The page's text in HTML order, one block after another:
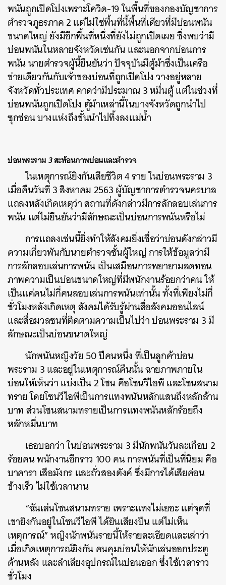
พนันถูกเปิดโปงเพราะโควิด-19 ในพื้นที่ของกองบัญชาการ
ตำรวจภูธรภาค 2 แต่ไม่ใช่พื้นที่นี้พื้นที่เดียวที่มีบ่อนพนัน
ขนาดใหญ่ ยังมีอีกพื้นที่หนึ่งที่ยังไม่ถูกเปิดเผย ซึ่งพบว่ามี
บ่อนพนันในหลายจังหวัดเช่นกัน และนอกจากบ่อนการ
พนัน นายตำรวจผู้นี้ยืนยันว่า ปัจจุบันมีตู้ม้าซึ่งเป็นเครือ
ข่ายเดียวกันกับเจ้าของบ่อนที่ถูกเปิดโปง วางอยู่หลาย
จังหวัดทั่วประเทศ คาดว่ามีประมาณ 3 หมื่นตู้ แต่ในช่วงที่
บ่อนพนันถูกเปิดโปง ตู้ม้าเหล่านี้ในบางจังหวัดถูกนำไป
ซุกซ่อน บางแห่งถึงขั้นนำไปทิ้งลงแม่น้ำ
บ่อนพระราม3สะท้อนภาพบ่อนและตำรวจ
ในเหตุการณ์ยิงกันเสียชีวิต 4 ราย ในบ่อนพระราม 3
เมื่อคืนวันที่ 3 สิงหาคม 2563 ผู้บัญชาการตำรวจนครบาล
แถลงหลังเกิดเหตุว่า สถานที่ดังกล่าวมีการลักลอบเล่นการ
พนัน แต่ไม่ยืนยันว่ามีลักษณะเป็นบ่อนการพนันหรือไม่
การแถลงเช่นนี้ยิ่งทำให้สังคมยิ่งเชื่อว่าบ่อนดังกล่าวมี
ความเกี่ยวพันกับนายตำรวจชั้นผู้ใหญ่ การให้ข้อมูลว่ามี
การลักลอบเล่นการพนัน เป็นเสมือนการพยายามลดทอน
ภาพความเป็นบ่อนขนาดใหญ่ที่มีพนักงานร้อยกว่าคน ให้
เป็นแค่คนไม่กี่คนลอบเล่นการพนันเท่านั้น ทั้งที่เพียงไม่กี่
ชั่วโมงหลังเกิดเหตุ สังคมได้รับรู้ผ่านสื่อสังคมออนไลน์
และสื่อมวลชนที่ติดตามความเป็นไปว่า บ่อนพระราม 3 มี
ลักษณะเป็นบ่อนขนาดใหญ่
นักพนันหญิงวัย 50 ปีคนหนึ่ง ที่เป็นลูกค้าบ่อน
พระราม 3 และอยู่ในเหตุการณ์คืนนั้น ฉายภาพภายใน
บ่อนให้เห็นว่า แบ่งเป็น 2 โซน คือโซนวีไอพี และโซนสนาม
ทราย โดยโซนวีไอพีเป็นการแทงพนันหลักแสนถึงหลักล้าน
บาท ส่วนโซนสนามทรายเป็นการแทงพนันหลักร้อยถึง
หลักหมื่นบาท
เธอบอกว่า ในบ่อนพระราม 3 มีนักพนันวันละเกือบ 2
ร้อยคน พนักงานอีกราว 100 คน การพนันที่เป็นที่นิยม คือ
บาคารา เสือมังกร และถั่วสองตังค์ ซึ่งมีการได้เสียค่อน
ข้างเร็ว ไม่ใช้เวลานาน
“ฉันเล่นโซนสนามทราย เพราะแทงไม่เยอะ แต่จุดที่
เขายิงกันอยู่ในโซนวีไอพี ได้ยินเสียงปืน แต่ไม่เห็น
เหตุการณ์” หญิงนักพนันรายนี้ให้รายละเอียดและเล่าว่า
เมื่อเกิดเหตุการณ์ยิงกัน คนคุมบ่อนให้นักเล่นออกประตู
ด้านหลัง และลำเลียงอุปกรณ์ในบ่อนออก ซึ่งใช้เวลาราว
ชั่วโมง